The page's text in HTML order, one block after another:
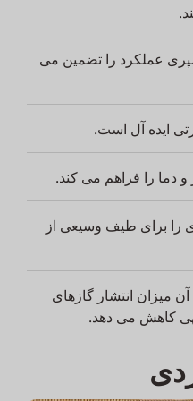
عملکرد را تضمین می
ایده آل است.
دما را فراهم می کند.
را برای طیف وسیعی از
میزان انتشار گازهای
کاهش می دهد.